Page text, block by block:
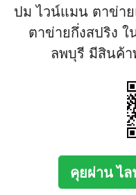
ปม ไวน์แมน ตาข่า
ตาข่ายกึ่งสปริง
ลพบุรี มีสินค้า
คุยผ่าน ไล